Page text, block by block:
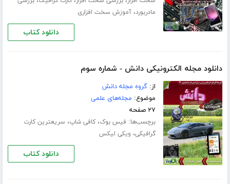
مادربورد،آموزش سخت افزاری
دانلود کتاب
دانلود مجله الکترونیکی دانش - شماره سوم
از:گروه مجله دانش
موضوع: مجله‌های علمی
۲۷ صفحه
برچسب‌ها: فیس بوک،کافی شاپ، سریعترین کارت
گرافیکی، ویکی لیکس
دانلود کتاب